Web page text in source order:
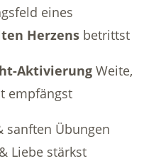
eines
Herzens betrittst
Aktivierung Weite,
empfängst
sanften Übungen
Liebe stärkst